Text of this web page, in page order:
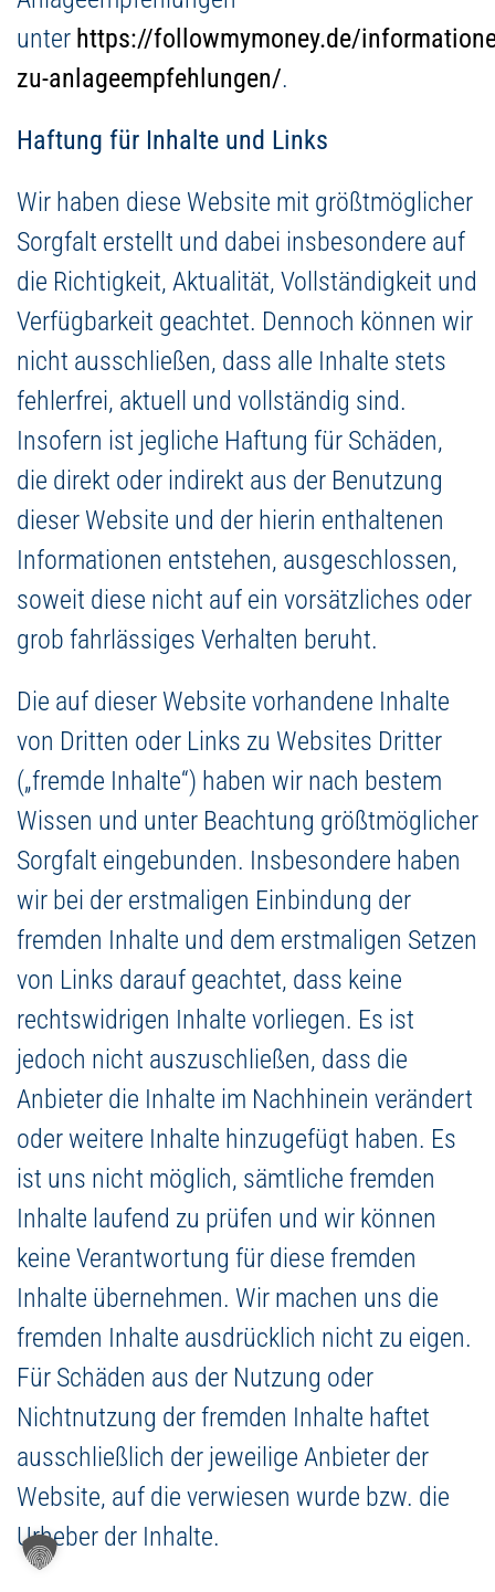
unter https://followmymoney.de/
zu-anlageempfehlungen/.
Haftung für Inhalte und Links
Wir haben diese Website mit größtmöglicher
Sorgfalt erstellt und dabei insbesondere auf
die Richtigkeit, Aktualität, Vollständigkeit und
Verfügbarkeit geachtet. Dennoch können wir
nicht ausschließen, dass alle Inhalte stets
fehlerfrei, aktuell und vollständig sind.
Insofern ist jegliche Haftung für Schäden,
die direkt oder indirekt aus der Benutzung
dieser Website und der hierin enthaltenen
Informationen entstehen, ausgeschlossen,
soweit diese nicht auf ein vorsätzliches oder
grob fahrlässiges Verhalten beruht.
Die auf dieser Website vorhandene Inhalte
von Dritten oder Links zu Websites Dritter
(„fremde Inhalte“) haben wir nach bestem
Wissen und unter Beachtung größtmöglicher
Sorgfalt eingebunden. Insbesondere haben
wir bei der erstmaligen Einbindung der
fremden Inhalte und dem erstmaligen Setzen
von Links darauf geachtet, dass keine
rechtswidrigen Inhalte vorliegen. Es ist
jedoch nicht auszuschließen, dass die
Anbieter die Inhalte im Nachhinein verändert
oder weitere Inhalte hinzugefügt haben. Es
ist uns nicht möglich, sämtliche fremden
Inhalte laufend zu prüfen und wir können
keine Verantwortung für diese fremden
Inhalte übernehmen. Wir machen uns die
fremden Inhalte ausdrücklich nicht zu eigen.
Für Schäden aus der Nutzung oder
Nichtnutzung der fremden Inhalte haftet
ausschließlich der jeweilige Anbieter der
Website, auf die verwiesen wurde bzw. die
Urheber der Inhalte.